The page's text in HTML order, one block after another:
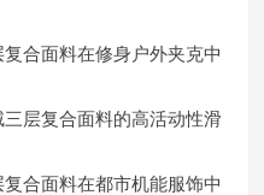
合面料在修身户外夹克中
层复合面料的高活动性滑
合面料在都市机能服饰中